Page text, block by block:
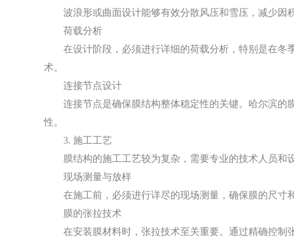
波浪形或曲面设计能够有效分散风压和雪压，减少因
荷载分析
在设计阶段，必须进行详细的荷载分析，特别是在
术。
连接节点设计
连接节点是确保膜结构整体稳定性的关键。哈尔滨
性。
3. 施工工艺
膜结构的施工工艺较为复杂，需要专业的技术人员和
现场测量与放样
在施工前，必须进行详尽的现场测量，确保膜的尺寸
膜的张拉技术
在安装膜材料时，张拉技术至关重要。通过精确控制